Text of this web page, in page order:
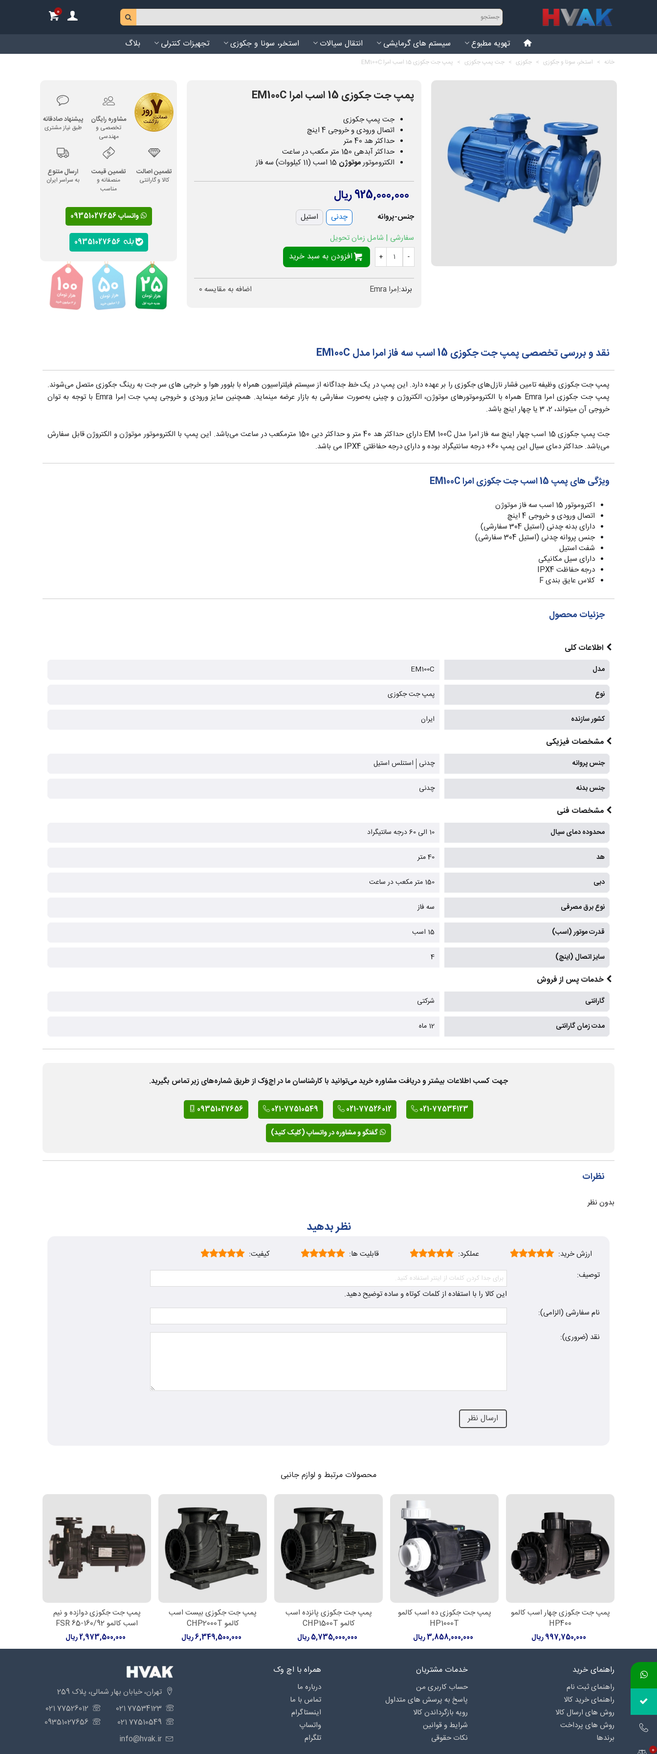
0
تهویه مطبوع سیستم های گرمایشی انتقال سیالات استخر، سونا و جکوزی تجهیزات کنترلی بلاگ
خانه > استخر، سونا و جکوزی > جکوزی > جت پمپ جکوزی > پمپ جت جکوزی 15 اسب امرا EM100C
پمپ جت جکوزی 15 اسب امرا EM100C
جت پمپ جکوزی
اتصال ورودی و خروجی 4 اینچ
حداکثر هد 40 متر
حداکثر آبدهی 150 متر مکعب در ساعت
الکتروموتورموتوژن
925,000,000 ریال
جنس-پروانه چدنی
استیل
سفارشی | شامل زمان تحویل
-
+ افزودن به سبد خرید
برند:اِمرا Emra اضافه به مقایسه 0
مشاوره رایگان
تخصصی و
مهندسی
پیشنهاد صادقانه
طبق نیاز مشتری
تضمین اصالت
کالا و گارانتی
تضمین قیمت
منصفانه و
مناسب
ارسال متنوع
به سراسر ایران
واتساپ 09351027656
نقد و بررسی تخصصی پمپ جت جکوزی 15 اسب سه فاز امرا مدل EM100C
پمپ جت جکوزی وظیفه تامین فشار نازل‌های جکوزی را بر عهده دارد. این پمپ در یک خط جداگانه از سیستم فیلتراسیون همراه با بلوور هوا و خرجی های سر جت به رینگ جکوزی متصل می‌شوند.
پمپ جت جکوزی امرا Emra همراه با الکتروموتورهای موتوژن، الکتروژن و چینی به‌صورت سفارشی به بازار عرضه مینماید. همچنین سایز ورودی و خروجی پمپ جت اِمرا Emra با توجه به توان
خروجی آن میتواند، 2، 3 یا چهار اینچ باشد.
جت پمپ جکوزی 15 اسب چهار اینچ سه فاز امرا مدل EM 100C دارای حداکثر هد 40 متر و حداکثر دبی 150 مترمکعب در ساعت می‌باشد. این پمپ با الکتروموتور موتوژن و الکتروژن قابل سفارش
می‌باشد. حداکثر دمای سیال این پمپ 60+ درجه سانتیگراد بوده و دارای درجه حفاظتی IPX4 می باشد.
ویژگی های پمپ 15 اسب جت جکوزی امرا EM100C
اکتروموتور 15 اسب سه فاز موتوژن
اتصال ورودی و خروجی 4 اینچ
دارای بدنه چدنی (استیل 304 سفارشی)
جنس پروانه چدنی (استیل 304 سفارشی)
شفت استیل
دارای سیل مکانیکی
درجه حفاظت IPX4
کلاس عایق بندی F
جزئیات محصول
اطلاعات کلی
مدل EM100C
نوع پمپ جت جکوزی
کشور سازنده ایران
مشخصات فیزیکی
جنس پروانه چدنی استنلس استیل
جنس بدنه چدنی
مشخصات فنی
محدوده دمای سیال 10 الی 60 درجه سانتیگراد
هد 40 متر
دبی 150 متر مکعب در ساعت
نوع برق مصرفی سه فاز
قدرت موتور (اسب) 15 اسب
سایز اتصال (اینچ) 4
خدمات پس از فروش
گارانتی شرکتی
مدت زمان گارانتی 12 ماه
جهت کسب اطلاعات بیشتر و دریافت مشاوره خرید می‌توانید با کارشناسان ما در اِچ‌وَک از طریق شماره‌های زیر تماس بگیرید.
021-77534123
021-77526012
021-77510549
09351027656
گفتگو و مشاوره در واتساپ (کلیک کنید)
نظرات
بدون نظر
نظر بدهید
ارزش خرید: عملکرد: قابلیت ها:
کیفیت:
توصیف:
این کالا را با استفاده از کلمات کوتاه و ساده توضیح دهید.
نام سفارشی (الزامی):
نقد (ضروری):
محصولات مرتبط و لوازم جانبی
افزودن به سبد خرید
پمپ جت جکوزی چهار اسب کالمو
HP400
997,750,000 ریال
افزودن به سبد خرید
پمپ جت جکوزی ده اسب کالمو
HP1000T
3,858,000,000 ریال
افزودن به سبد خرید
پمپ جت جکوزی پانزده اسب
کالمو CHP1500T
5,735,000,000 ریال
افزودن به سبد خرید
پمپ جت جکوزی بیست اسب
کالمو CHP2000T
6,349,500,000 ریال
افزودن به سبد خرید
پمپ جت جکوزی دوازده و نیم
اسب کالمو FSR 65-160/92
2,973,500,000 ریال
راهنمای خرید
راهنمای ثبت نام
راهنمای خرید کالا
روش های ارسال کالا
روش های پرداخت
برندها
خدمات مشتریان
حساب کاربری من
پاسخ به پرسش های متداول
رویه بازگرداندن کالا
شرایط و قوانین
نکات حقوقی
همراه با اچ وک
درباره‌ ما
تماس با ما
اینستاگرام
واتساپ
تلگرام
تهران، خیابان بهار شمالی، پلاک 259
77534123 021
77526012 021
77510549 021
09351027656
info@hvak.ir
0